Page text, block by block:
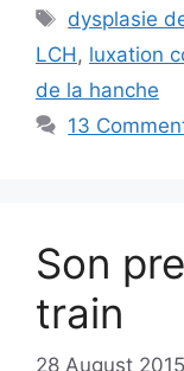
Tags
dysplasie
LCH , luxation
de la hanche
13
Son
train
28 August 2015